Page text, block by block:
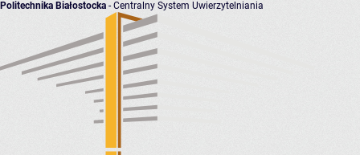
Politechnika Białostocka - Centralny System Uwierzytelniania